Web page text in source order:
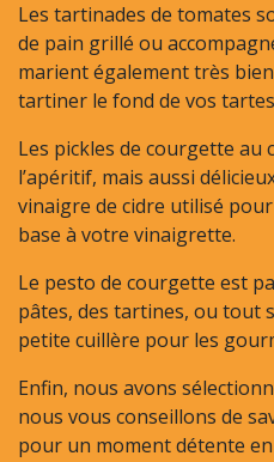
Les tartinades de tomates
de pain grillé ou
marient également très
tartiner le fond de vos
Les pickles de courgette
l’apéritif, mais aussi
vinaigre de cidre utilisé
base à votre vinaigrette.
Le pesto de courgette est
pâtes, des tartines, ou tout
petite cuillère pour les
Enfin, nous avons
nous vous conseillons de
pour un moment détente